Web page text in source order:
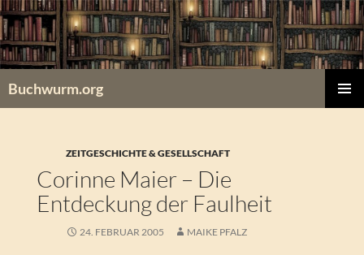
Zum
Inhalt
springen
Buchwurm.org
ZEITGESCHICHTE & GESELLSCHAFT
Corinne Maier – Die
Entdeckung der Faulheit
24. FEBRUAR 2005 MAIKE PFALZ